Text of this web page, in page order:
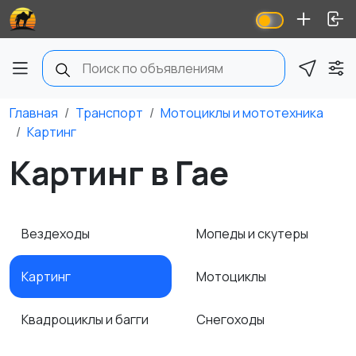
Главная Транспорт
Мотоциклы и мототехника
Картинг
Картинг в Гае
Вездеходы
Картинг
Квадроциклы и багги
Мопеды и скутеры
Мотоциклы
Снегоходы